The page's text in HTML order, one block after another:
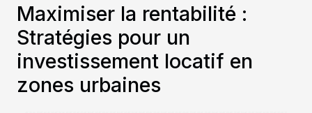
Maximiser la rentabilité :
Stratégies pour un
investissement locatif en
zones urbaines